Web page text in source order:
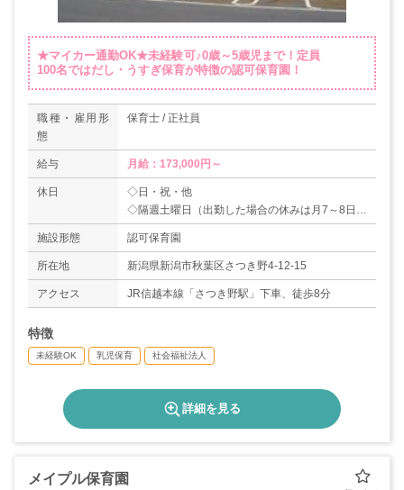
★マイカー通勤OK★未経験可♪0歳～5歳児まで！定員
100名ではだし・うすぎ保育が特徴の認可保育園！
職種・雇用形
態
保育士 / 正社員
給与 月給：173,000円～
休日
◇日・祝・他
◇隔週土曜日（出勤した場合の休みは月7～8日）
◇夏季休暇
◇年末年始（31日～3日）
【年間休日数：108日】
施設形態 認可保育園
所在地 新潟県新潟市秋葉区さつき野4-12-15
アクセス JR信越本線「さつき野駅」下車、徒歩8分
特徴
未経験OK 乳児保育 社会福祉法人
詳細を見る
メイプル保育園